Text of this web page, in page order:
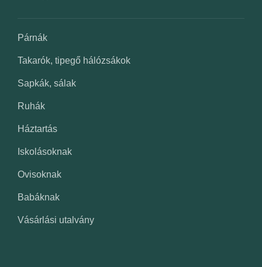
Párnák
Takarók, tipegő hálózsákok
Sapkák, sálak
Ruhák
Háztartás
Iskolásoknak
Ovisoknak
Babáknak
Vásárlási utalvány